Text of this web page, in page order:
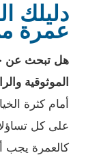
دليلك
عمرة
هل تبحث عن
الموثوقية
أمام كثرة
على كل
كالعمرة يجب